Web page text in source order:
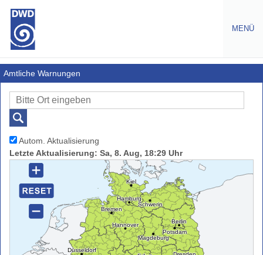
MENÜ
Warnungen
Amtliche
Warnungen
Warntabelle
Wochenvorhersage
Wetterwarnungen
Europa
Gefahrenindizes
Gesundheit
Gefahrenindizes
Amtliche Warnungen
Autom. Aktualisierung
Letzte Aktualisierung: Sa, 8. Aug, 18:29 Uhr